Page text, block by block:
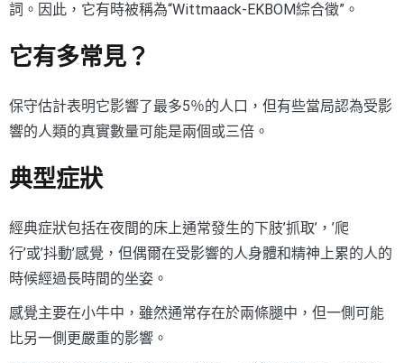
詞。因此，它有時被稱為“Wittmaack-EKBOM綜合徵”。
它有多常見？
保守估計表明它影響了最多5％的人口，但有些當局認為受影
響的人類的真實數量可能是兩個或三倍。
典型症狀
經典症狀包括在夜間的床上通常發生的下肢’抓取’，’爬
行’或’抖動’感覺，但偶爾在受影響的人身體和精神上累的人的
時候經過長時間的坐姿。
感覺主要在小牛中，雖然通常存在於兩條腿中，但一側可能
比另一側更嚴重的影響。